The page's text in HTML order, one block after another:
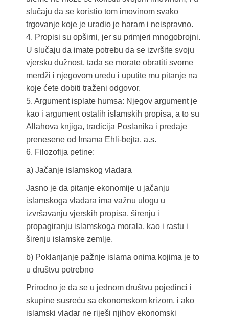
slučaju da se koristio tom imovinom svako
trgovanje koje je uradio je haram i neispravno.
4. Propisi su opširni, jer su primjeri mnogobrojni.
U slučaju da imate potrebu da se izvršite svoju
vjersku dužnost, tada se morate obratiti svome
merdži i njegovom uredu i uputite mu pitanje na
koje ćete dobiti traženi odgovor.
5. Argument isplate humsa: Njegov argument je
kao i argument ostalih islamskih propisa, a to su
Allahova knjiga, tradicija Poslanika i predaje
prenesene od Imama Ehli-bejta, a.s.
6. Filozofija petine:
a) Jačanje islamskog vladara
Jasno je da pitanje ekonomije u jačanju
islamskoga vladara ima važnu ulogu u
izvršavanju vjerskih propisa, širenju i
propagiranju islamskoga morala, kao i rastu i
širenju islamske zemlje.
b) Poklanjanje pažnje islama onima kojima je to
u društvu potrebno
Prirodno je da se u jednom društvu pojedinci i
skupine susreću sa ekonomskom krizom, i ako
islamski vladar ne riješi njihov ekonomski